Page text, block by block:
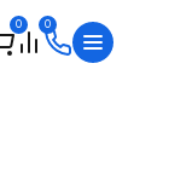
0 0